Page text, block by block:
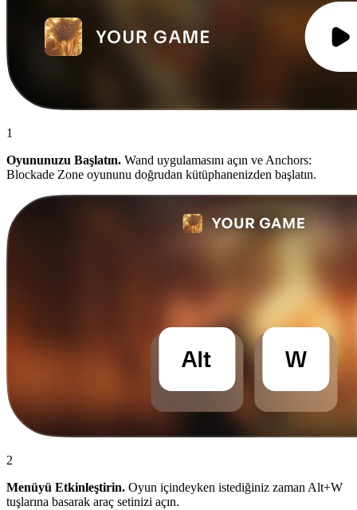
1
Oyununuzu Başlatın. Wand uygulamasını açın ve Anchors:
Blockade Zone oyununu doğrudan kütüphanenizden başlatın.
2
Menüyü Etkinleştirin. Oyun içindeyken istediğiniz zaman Alt+W
tuşlarına basarak araç setinizi açın.